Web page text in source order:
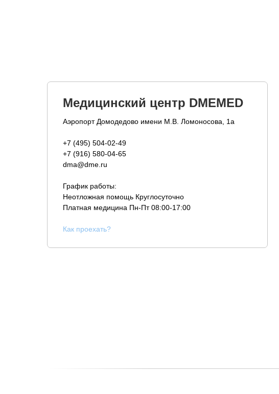
Медицинский центр DMEMED
Аэропорт Домодедово имени М.В. Ломоносова, 1а
+7 (495) 504-02-49
+7 (916) 580-04-65
dma@dme.ru
График работы:
Неотложная помощь Круглосуточно
Платная медицина Пн-Пт 08:00-17:00
Как проехать?